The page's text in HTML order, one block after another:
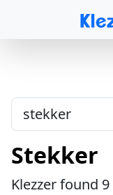
Stekker
Klezzer found 9